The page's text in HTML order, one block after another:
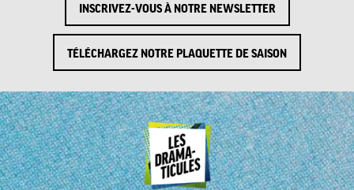
INSCRIVEZ-VOUS À NOTRE NEWSLETTER
TÉLÉCHARGEZ NOTRE PLAQUETTE DE SAISON